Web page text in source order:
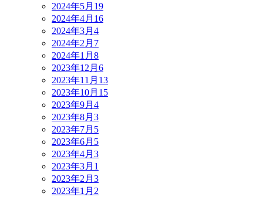
2024年5月 19
2024年4月 16
2024年3月 4
2024年2月 7
2024年1月 8
2023年12月 6
2023年11月 13
2023年10月 15
2023年9月 4
2023年8月 3
2023年7月 5
2023年6月 5
2023年4月 3
2023年3月 1
2023年2月 3
2023年1月 2